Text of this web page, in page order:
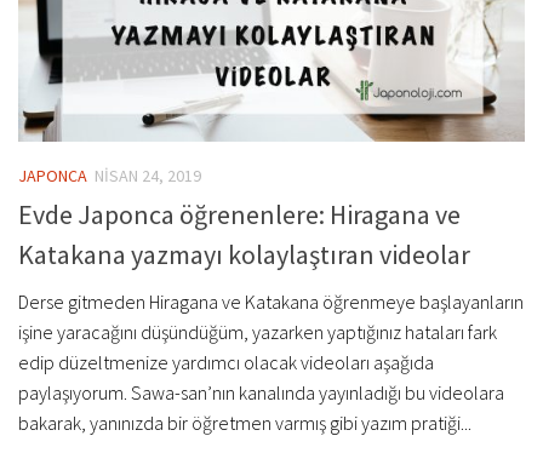
JAPONCA NISAN 24, 2019
Evde Japonca öğrenenlere: Hiragana ve
Katakana yazmayı kolaylaştıran videolar
Derse gitmeden Hiragana ve Katakana öğrenmeye başlayanların
işine yaracağını düşündüğüm, yazarken yaptığınız hataları fark
edip düzeltmenize yardımcı olacak videoları aşağıda
paylaşıyorum. Sawa-san’nın kanalında yayınladığı bu videolara
bakarak, yanınızda bir öğretmen varmış gibi yazım pratiği...